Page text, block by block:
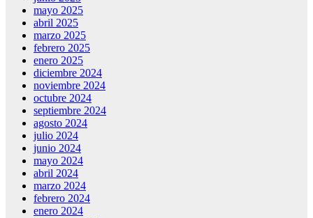
mayo 2025
abril 2025
marzo 2025
febrero 2025
enero 2025
diciembre 2024
noviembre 2024
octubre 2024
septiembre 2024
agosto 2024
julio 2024
junio 2024
mayo 2024
abril 2024
marzo 2024
febrero 2024
enero 2024